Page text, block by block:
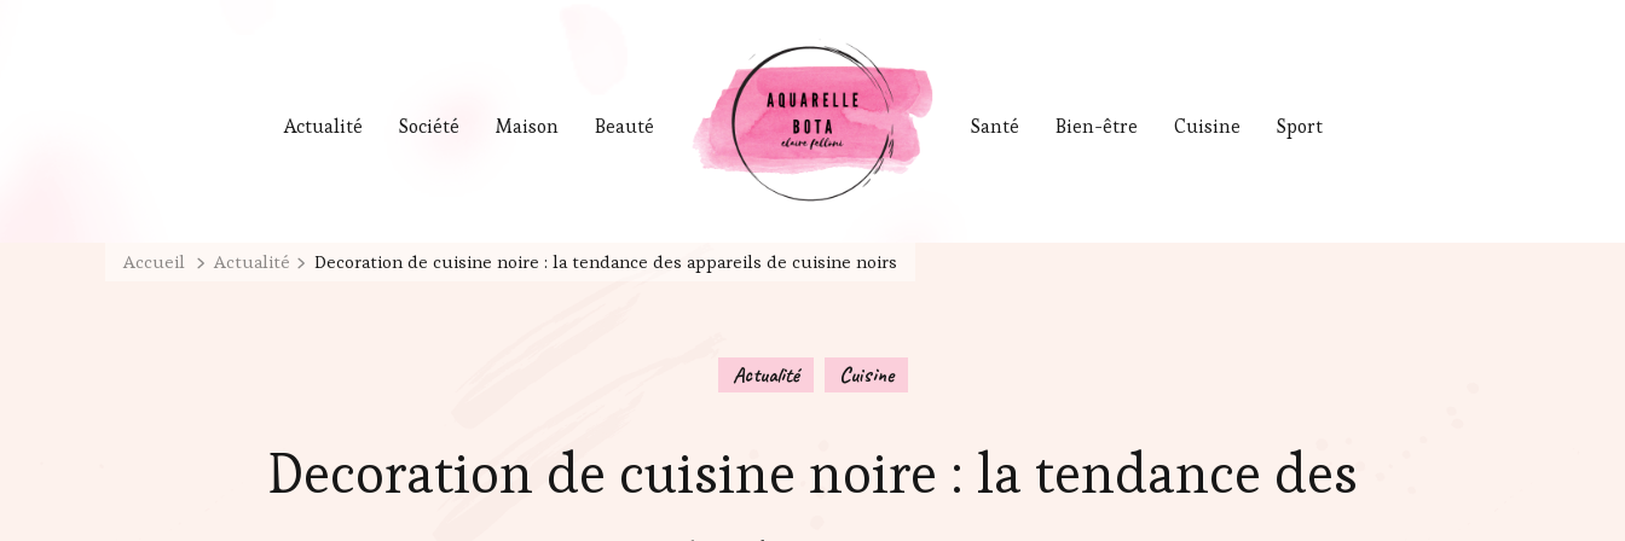
Actualité Société Maison Beauté Santé Bien-être Cuisine Sport
Accueil Actualité Decoration de cuisine noire : la tendance des appareils de cuisine noirs
Actualité Cuisine
Decoration de cuisine noire : la tendance des